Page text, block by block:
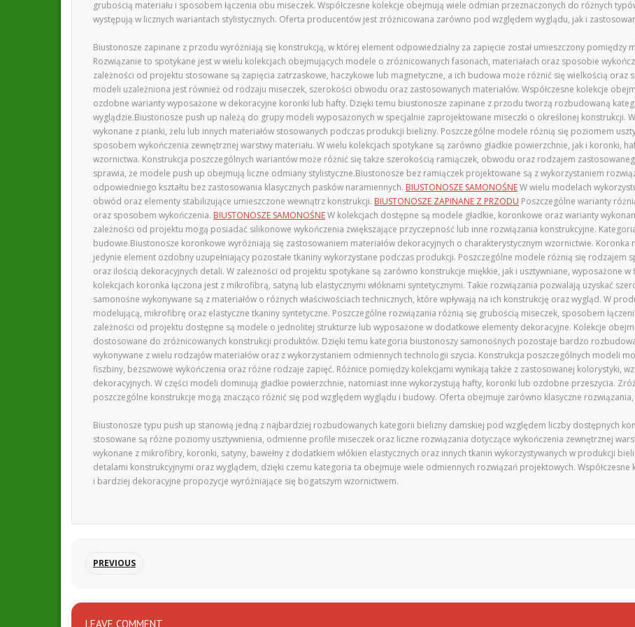
grubością materiału i sposobem łączenia obu miseczek. Współczesne kolekcje obejmują wiele odmian przeznaczonych do różnych
występują w licznych wariantach stylistycznych. Oferta producentów jest zróżnicowana zarówno pod względem wyglądu, jak i
Biustonosze zapinane z przodu wyróżniają się konstrukcją, w której element odpowiedzialny za zapięcie został umieszczony pomiędzy
Rozwiązanie to spotykane jest w wielu kolekcjach obejmujących modele o zróżnicowanych fasonach, materiałach oraz sposobie
zależności od projektu stosowane są zapięcia zatrzaskowe, haczykowe lub magnetyczne, a ich budowa może różnić się wielkością oraz
modeli uzależniona jest również od rodzaju miseczek, szerokości obwodu oraz zastosowanych materiałów. Współczesne kolekcje
ozdobne warianty wyposażone w dekoracyjne koronki lub hafty. Dzięki temu biustonosze zapinane z przodu tworzą rozbudowaną
wyglądzie.Biustonosze push up należą do grupy modeli wyposażonych w specjalnie zaprojektowane miseczki o określonej konstrukcji.
wykonane z pianki, żelu lub innych materiałów stosowanych podczas produkcji bielizny. Poszczególne modele różnią się poziomem
sposobem wykończenia zewnętrznej warstwy materiału. W wielu kolekcjach spotykane są zarówno gładkie powierzchnie, jak i koronki,
wzornictwa. Konstrukcja poszczególnych wariantów może różnić się także szerokością ramiączek, obwodu oraz rodzajem
sprawia, że modele push up obejmują liczne odmiany stylistyczne.Biustonosze bez ramiączek projektowane są z wykorzystaniem
odpowiedniego kształtu bez zastosowania klasycznych pasków naramiennych. BIUSTONOSZE SAMONOŚNEW wielu modelach
obwód oraz elementy stabilizujące umieszczone wewnątrz konstrukcji. BIUSTONOSZE ZAPINANE Z PRZODU Poszczególne warianty
oraz sposobem wykończenia. BIUSTONOSZE SAMONOŚNEW kolekcjach dostępne są modele gładkie, koronkowe oraz warianty
zależności od projektu mogą posiadać silikonowe wykończenia zwiększające przyczepność lub inne rozwiązania konstrukcyjne.
budowie.Biustonosze koronkowe wyróżniają się zastosowaniem materiałów dekoracyjnych o charakterystycznym wzornictwie. Koronka
jedynie element ozdobny uzupełniający pozostałe tkaniny wykorzystane podczas produkcji. Poszczególne modele różnią się rodzajem
oraz ilością dekoracyjnych detali. W zależności od projektu spotykane są zarówno konstrukcje miękkie, jak i usztywniane, wyposażone
kolekcjach koronka łączona jest z mikrofibrą, satyną lub elastycznymi włóknami syntetycznymi. Takie rozwiązania pozwalają uzyskać
samonośne wykonywane są z materiałów o różnych właściwościach technicznych, które wpływają na ich konstrukcję oraz wygląd. W
modelującą, mikrofibrę oraz elastyczne tkaniny syntetyczne. Poszczególne rozwiązania różnią się grubością miseczek, sposobem
zależności od projektu dostępne są modele o jednolitej strukturze lub wyposażone w dodatkowe elementy dekoracyjne. Kolekcje
dostosowane do zróżnicowanych konstrukcji produktów. Dzięki temu kategoria biustonoszy samonośnych pozostaje bardzo
wykonywane z wielu rodzajów materiałów oraz z wykorzystaniem odmiennych technologii szycia. Konstrukcja poszczególnych modeli
fiszbiny, bezszwowe wykończenia oraz różne rodzaje zapięć. Różnice pomiędzy kolekcjami wynikają także z zastosowanej kolorystyki,
dekoracyjnych. W części modeli dominują gładkie powierzchnie, natomiast inne wykorzystują hafty, koronki lub ozdobne przeszycia.
poszczególne konstrukcje mogą znacząco różnić się pod względem wyglądu i budowy. Oferta obejmuje zarówno klasyczne
Biustonosze typu push up stanowią jedną z najbardziej rozbudowanych kategorii bielizny damskiej pod względem liczby dostępnych
stosowane są różne poziomy usztywnienia, odmienne profile miseczek oraz liczne rozwiązania dotyczące wykończenia zewnętrznej
wykonane z mikrofibry, koronki, satyny, bawełny z dodatkiem włókien elastycznych oraz innych tkanin wykorzystywanych w produkcji
detalami konstrukcyjnymi oraz wyglądem, dzięki czemu kategoria ta obejmuje wiele odmiennych rozwiązań projektowych.
i bardziej dekoracyjne propozycje wyróżniające się bogatszym wzornictwem.
PREVIOUS
LEAVE COMMENT